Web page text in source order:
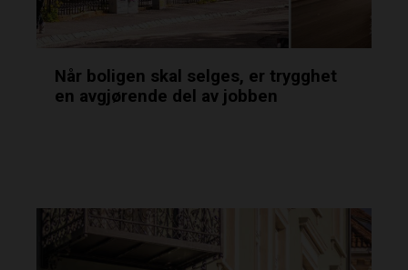
Når boligen skal selges, er trygghet
en avgjørende del av jobben